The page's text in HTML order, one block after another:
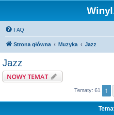
FAQ
Strona główna Muzyka Jazz
Jazz
NOWY TEMAT
Tematy: 61 1